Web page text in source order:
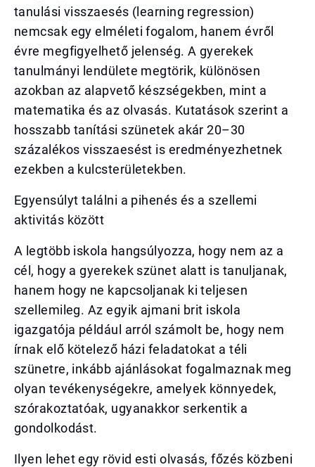
tanulási visszaesés (learning regression)
nemcsak egy elméleti fogalom, hanem évről
évre megfigyelhető jelenség. A gyerekek
tanulmányi lendülete megtörik, különösen
azokban az alapvető készségekben, mint a
matematika és az olvasás. Kutatások szerint a
hosszabb tanítási szünetek akár 20–30
százalékos visszaesést is eredményezhetnek
ezekben a kulcsterületekben.
Egyensúlyt találni a pihenés és a szellemi
aktivitás között
A legtöbb iskola hangsúlyozza, hogy nem az a
cél, hogy a gyerekek szünet alatt is tanuljanak,
hanem hogy ne kapcsoljanak ki teljesen
szellemileg. Az egyik ajmani brit iskola
igazgatója például arról számolt be, hogy nem
írnak elő kötelező házi feladatokat a téli
szünetre, inkább ajánlásokat fogalmaznak meg
olyan tevékenységekre, amelyek könnyedek,
szórakoztatóak, ugyanakkor serkentik a
gondolkodást.
Ilyen lehet egy rövid esti olvasás, főzés közbeni